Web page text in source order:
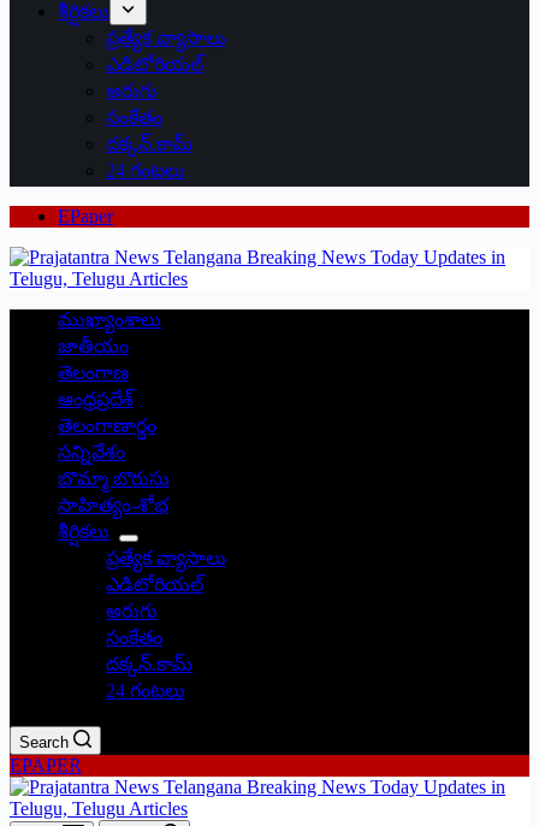
శీర్షికలు
ప్రత్యేక వ్యాసాలు
ఎడిటోరియల్
అరుగు
సంకేతం
దక్కన్.కామ్
24 గంటలు
EPaper
ముఖ్యాంశాలు
జాతీయం
తెలంగాణ
ఆంధ్రప్రదేశ్
తెలంగాణార్థం
సన్నివేశం
బొమ్మా బొరుసు
సాహిత్యం-శోభ
శీర్షికలు
ప్రత్యేక వ్యాసాలు
ఎడిటోరియల్
అరుగు
సంకేతం
దక్కన్.కామ్
24 గంటలు
Search
EPAPER